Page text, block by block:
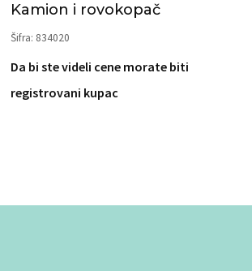
Kamion i rovokopač
Šifra: 834020
Da bi ste videli cene morate biti
registrovani kupac